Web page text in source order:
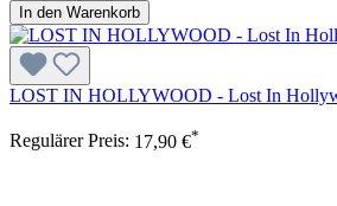
In den Warenkorb
LOST IN HOLLYWOOD - Lost In
Regulärer Preis: 17,90 €*